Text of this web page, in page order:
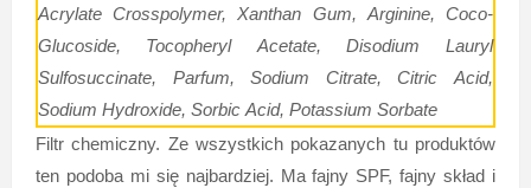
Acrylate Crosspolymer, Xanthan Gum, Arginine, Coco-
Glucoside, Tocopheryl Acetate, Disodium Lauryl
Sulfosuccinate, Parfum, Sodium Citrate, Citric Acid,
Sodium Hydroxide, Sorbic Acid, Potassium Sorbate
Filtr chemiczny. Ze wszystkich pokazanych tu produktów
ten podoba mi się najbardziej. Ma fajny SPF, fajny skład i